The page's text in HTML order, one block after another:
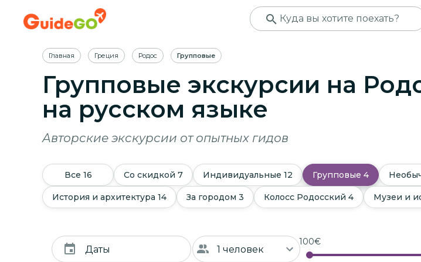
Главная Греция Родос Групповые
Групповые экскурсии на
на русском языке
Авторские экскурсии от опытных гидов
Все 16 Со скидкой 7 Индивидуальные 12 Групповые 4
История и архитектура 14 За городом 3 Колосс Родосский 4 Музеи и
Даты
100€